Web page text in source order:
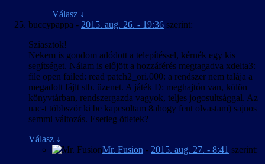
Válasz ↓
buccypappa - 2015. aug. 26. - 19:36 szerint:
Sziasztok!
Nekem is gondom adódott a telepítéssel, kérnék egy kis
segítséget. Nálam is előjött a hozzáférés megtagadva xdelta3:
file open failed: read patch2_ori.000: a rendszer nem talája a
megadott fájlt stb. üzenet. A játék D: meghajtón van, külön
könyvtárban, rendszergazda vagyok, teljes jogosultsággal. Az
uac-t többször ki be kapcsoltam 8ahogy fent olvastam) sajnos
semmi változás. Esetleg ötletek?
Válasz ↓
Mr. Fusion - 2015. aug. 27. - 8:41 szerint: